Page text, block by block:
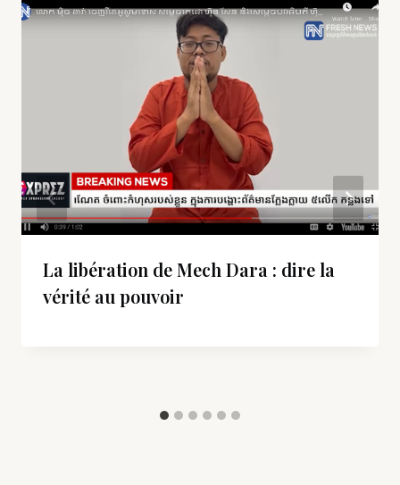
La libération de Mech Dara : dire la
vérité au pouvoir